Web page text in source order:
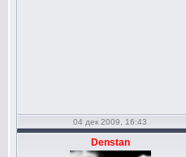
04 дек 2009, 16:43
Denstan